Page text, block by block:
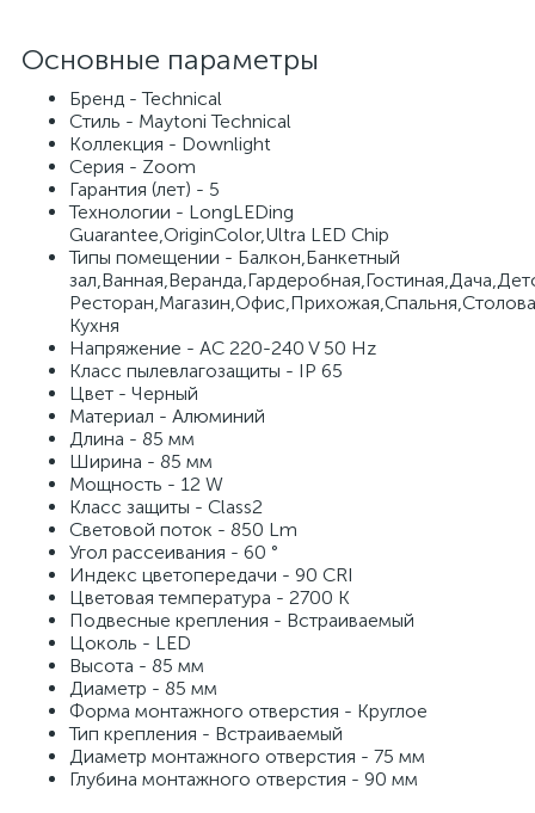
Основные параметры
Бренд - Technical
Стиль - Maytoni Technical
Коллекция - Downlight
Серия - Zoom
Гарантия (лет) - 5
Технологии - LongLEDing
Guarantee,OriginColor,Ultra LED Chip
Типы помещении - Балкон,Банкетный
Кухня
Напряжение - AC 220-240 V 50 Hz
Класс пылевлагозащиты - IP 65
Цвет - Черный
Материал - Алюминий
Длина - 85 мм
Ширина - 85 мм
Мощность - 12 W
Класс защиты - Class2
Световой поток - 850 Lm
Угол рассеивания - 60 °
Индекс цветопередачи - 90 CRI
Цветовая температура - 2700 K
Подвесные крепления - Встраиваемый
Цоколь - LED
Высота - 85 мм
Диаметр - 85 мм
Форма монтажного отверстия - Круглое
Тип крепления - Встраиваемый
Диаметр монтажного отверстия - 75 мм
Глубина монтажного отверстия - 90 мм